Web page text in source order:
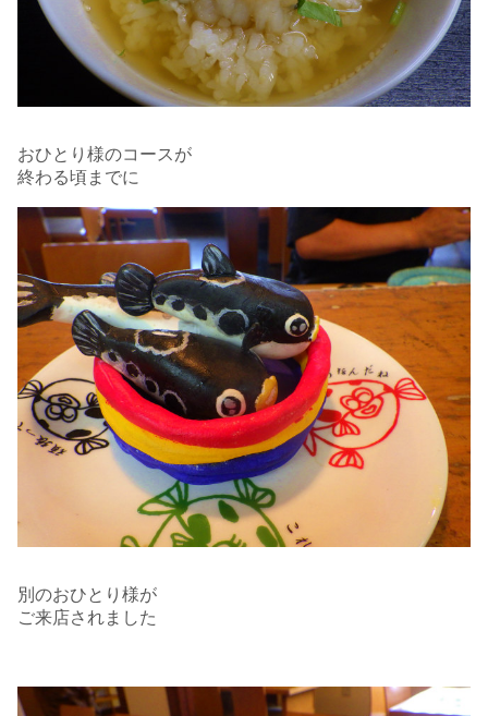
おひとり様のコースが
終わる頃までに
別のおひとり様が
ご来店されました